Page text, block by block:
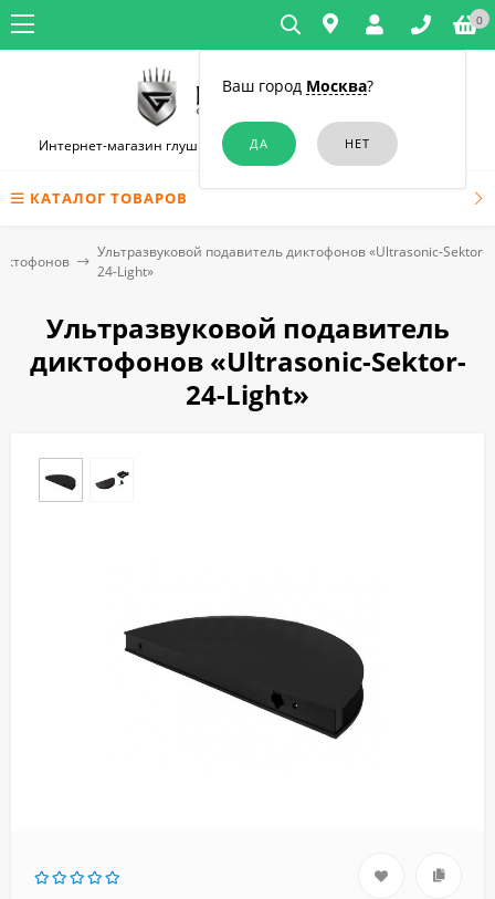
Ваш город Москва?
0
Интернет-магазин глушилок связи и диктофонов в Челябинске
КАТАЛОГ ТОВАРОВ
Ультразвуковой подавитель диктофонов «Ultrasonic-Sektor-
24-Light»
Ультразвуковой подавитель
диктофонов «Ultrasonic-Sektor-
24-Light»